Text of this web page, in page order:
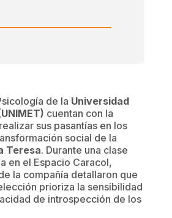
de la Universidad
cuentan con la
sus pasantías en los
social de la
Teresa. Durante una clase
en el Espacio Caracol,
la compañía detallaron que
prioriza la sensibilidad
de introspección de los